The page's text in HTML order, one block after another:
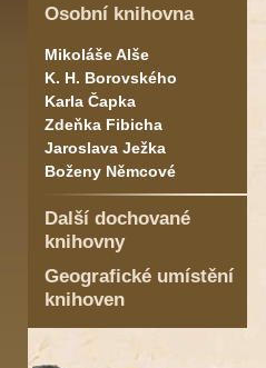
Osobní knihovna
Mikoláše Alše
K. H. Borovského
Karla Čapka
Zdeňka Fibicha
Jaroslava Ježka
Boženy Němcové
Další dochované
knihovny
Geografické umístění
knihoven